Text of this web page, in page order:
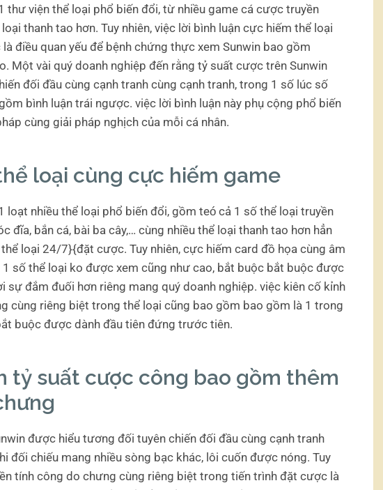
thư viện thể loại phổ biến đổi, từ nhiều game cá cược truyền
thanh tao hơn. Tuy nhiên, việc lời bình luận cực hiếm thể loại
điều quan yếu để bệnh chứng thực xem Sunwin bao gồm
Một vài quý doanh nghiệp đến rằng tỷ suất cược trên Sunwin
đối đầu cùng cạnh tranh cùng cạnh tranh, trong 1 số lúc số
bình luận trái ngược. việc lời bình luận này phụ cộng phổ biến
cùng giải pháp nghịch của mỗi cá nhân.
loại cùng cực hiếm game
loạt nhiều thể loại phổ biến đổi, gồm teó cả 1 số thể loại truyền
đĩa, bắn cá, bài ba cây,… cùng nhiều thể loại thanh tao hơn hẳn
loại 24/7}{đặt cược. Tuy nhiên, cực hiếm card đồ họa cùng âm
1 số thể loại ko được xem cũng như cao, bắt buộc bắt buộc được
sự đắm đuối hơn riêng mang quý doanh nghiệp. việc kiên cố kỉnh
cùng riêng biệt trong thể loại cũng bao gồm bao gồm là 1 trong
buộc được dành đầu tiên đứng trước tiên.
tỷ suất cược công bao gồm thêm
được hiểu tương đối tuyên chiến đối đầu cùng cạnh tranh
đối chiếu mang nhiều sòng bạc khác, lôi cuốn được nóng. Tuy
tính công do chưng cùng riêng biệt trong tiến trình đặt cược là